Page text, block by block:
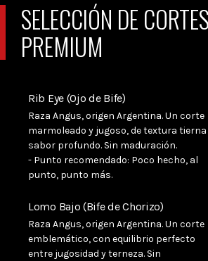
SELECCIÓN DE CORTES
PREMIUM
Rib Eye (Ojo de Bife)
Raza Angus, origen Argentina. Un corte
marmoleado y jugoso, de textura tierna
sabor profundo. Sin maduración.
- Punto recomendado: Poco hecho, al
punto, punto más.
Lomo Bajo (Bife de Chorizo)
Raza Angus, origen Argentina. Un corte
emblemático, con equilibrio perfecto
entre jugosidad y terneza. Sin